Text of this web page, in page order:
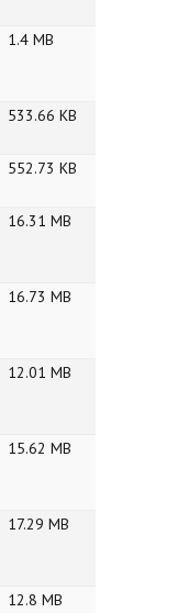
1.4 MB
533.66 KB
552.73 KB
16.31 MB
16.73 MB
12.01 MB
15.62 MB
17.29 MB
12.8 MB